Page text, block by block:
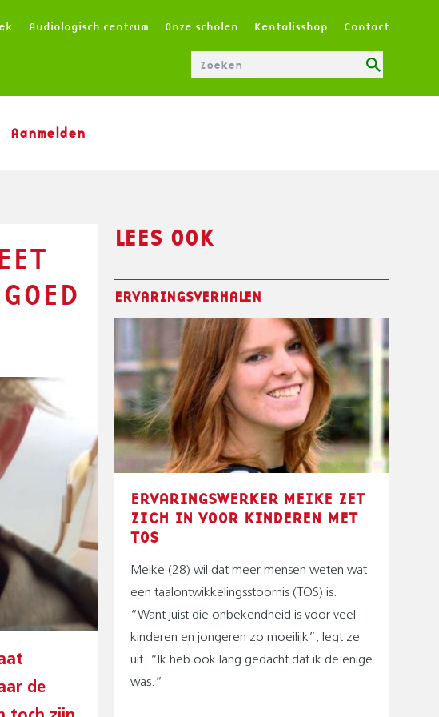
E
Audiologisch centrum Onze scholen Kentalisshop Contact
Aanmelden
de
LEES OOK
ERVARINGSVERHALEN
ERVARINGSWERKER MEIKE ZET
ZICH IN VOOR KINDEREN MET
TOS
Meike (28) wil dat meer mensen weten wat
een taalontwikkelingsstoornis (TOS) is.
“Want juist die onbekendheid is voor veel
kinderen en jongeren zo moeilijk”, legt ze
uit. “Ik heb ook lang gedacht dat ik de enige
was.”